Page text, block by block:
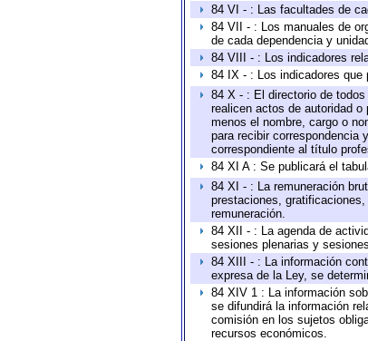
84 VI - : Las facultades de
84 VII - : Los manuales de
de cada dependencia y
84 VIII - : Los indicadores
84 IX - : Los indicadores que
84 X - : El directorio de
realicen actos de autoridad
menos el nombre, cargo o
para recibir correspondencia
correspondiente al título
84 XI A : Se publicará el
84 XI - : La remuneración
prestaciones,
remuneración.
84 XII - : La agenda de
sesiones plenarias y
84 XIII - : La información
expresa de la Ley, se
84 XIV 1 : La información
se difundirá la información
comisión en los sujetos
recursos económicos.